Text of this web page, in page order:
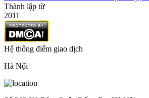
Thành lập từ
2011
Hệ thống điểm giao dịch
Hà Nội